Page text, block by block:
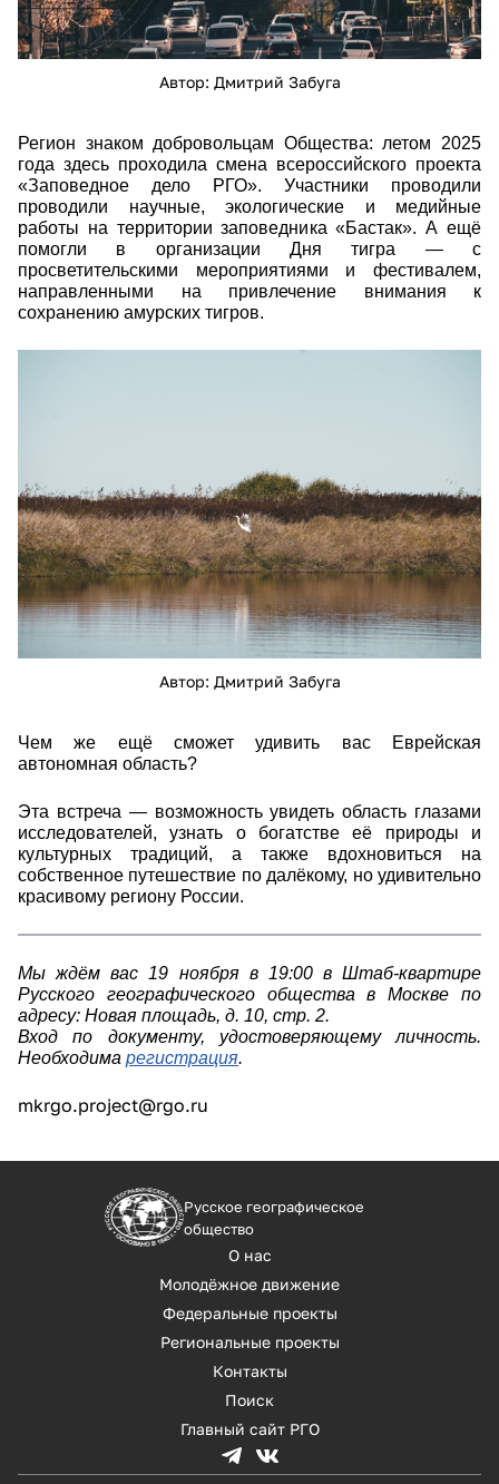
Автор: Дмитрий Забуга
Регион знаком добровольцам Общества: летом 2025
года здесь проходила смена всероссийского проекта
«Заповедное дело РГО». Участники проводили
проводили научные, экологические и медийные
работы на территории заповедника «Бастак». А ещё
помогли в организации Дня тигра — с
просветительскими мероприятиями и фестивалем,
направленными на привлечение внимания к
сохранению амурских тигров.
Автор: Дмитрий Забуга
Чем же ещё сможет удивить вас Еврейская
автономная область?
Эта встреча — возможность увидеть область глазами
исследователей, узнать о богатстве её природы и
культурных традиций, а также вдохновиться на
собственное путешествие по далёкому, но удивительно
красивому региону России.
Мы ждём вас 19 ноября в 19:00 в Штаб-квартире
Русского географического общества в Москве по
адресу: Новая площадь, д. 10, стр. 2.
Вход по документу, удостоверяющему личность.
Необходима регистрация.
mkrgo.project@rgo.ru
Русское географическое
общество
О нас
Молодёжное движение
Федеральные проекты
Региональные проекты
Контакты
Поиск
Главный сайт РГО